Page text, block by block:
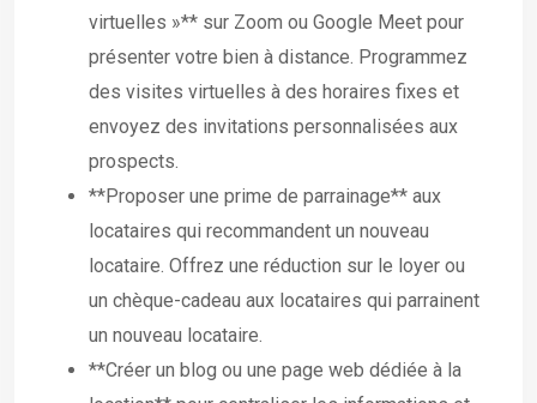
virtuelles »** sur Zoom ou Google Meet pour
présenter votre bien à distance. Programmez
des visites virtuelles à des horaires fixes et
envoyez des invitations personnalisées aux
prospects.
**Proposer une prime de parrainage** aux
locataires qui recommandent un nouveau
locataire. Offrez une réduction sur le loyer ou
un chèque-cadeau aux locataires qui parrainent
un nouveau locataire.
**Créer un blog ou une page web dédiée à la